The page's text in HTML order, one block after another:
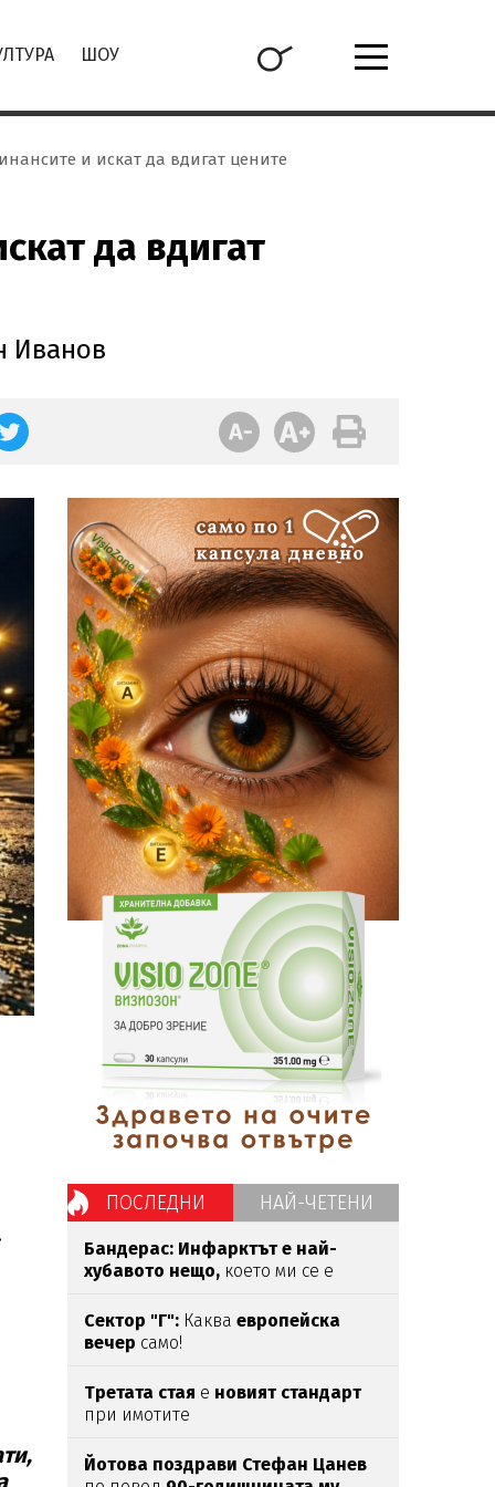
ШОУ
и искат да вдигат цените
да вдигат
Иванов
ПОСЛЕДНИ НАЙ-ЧЕТЕНИ
Бандерас: Инфарктът е най-
хубавото нещо, което ми се е
Сектор "Г": Каква европейска
вечер само!
Третата стая е новият стандарт
при имотите
Йотова поздрави Стефан Цанев